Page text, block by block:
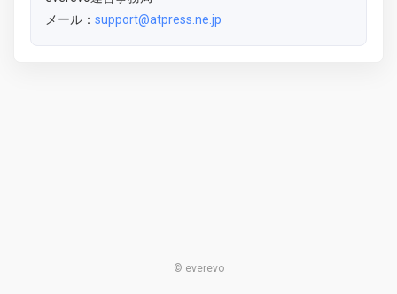
メール： support@atpress.ne.jp
© everevo